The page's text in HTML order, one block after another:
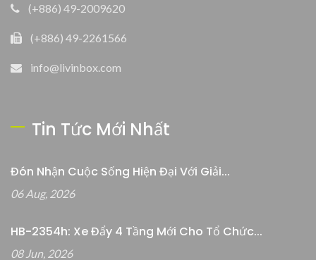
(+886) 49-2009620
(+886) 49-2261566
info@livinbox.com
Tin Tức Mới Nhất
Đón Nhận Cuộc Sống Hiện Đại Với Giải...
06 Aug, 2026
HB-2354h: Xe Đẩy 4 Tầng Mới Cho Tổ Chức...
08 Jun, 2026